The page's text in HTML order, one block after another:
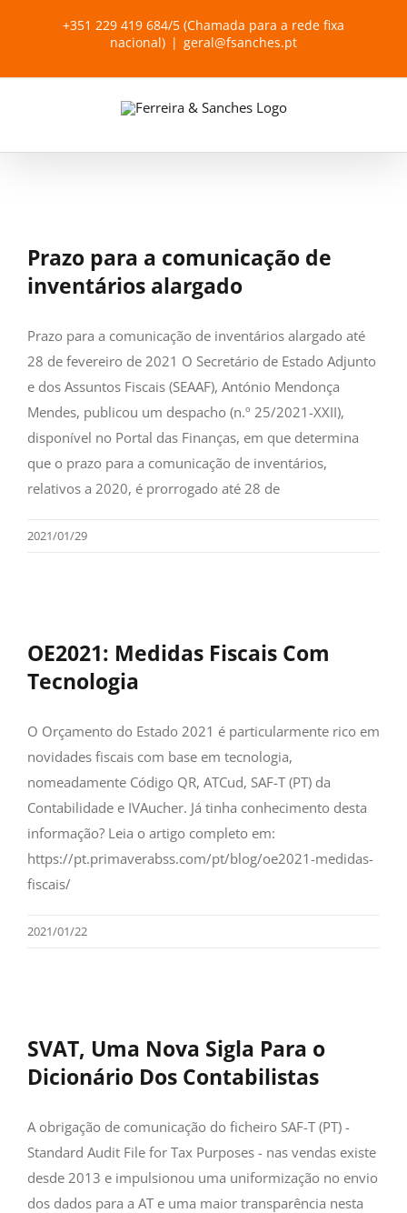
+351 229 419 684/5 (Chamada para a rede fixa
nacional) | geral@fsanches.pt
Prazo para a comunicação de
inventários alargado
Prazo para a comunicação de inventários alargado até
28 de fevereiro de 2021 O Secretário de Estado Adjunto
e dos Assuntos Fiscais (SEAAF), António Mendonça
Mendes, publicou um despacho (n.º 25/2021-XXII),
disponível no Portal das Finanças, em que determina
que o prazo para a comunicação de inventários,
relativos a 2020, é prorrogado até 28 de
2021/01/29
OE2021: Medidas Fiscais Com
Tecnologia
O Orçamento do Estado 2021 é particularmente rico em
novidades fiscais com base em tecnologia,
nomeadamente Código QR, ATCud, SAF-T (PT) da
Contabilidade e IVAucher. Já tinha conhecimento desta
informação? Leia o artigo completo em:
https://pt.primaverabss.com/pt/blog/oe2021-medidas-
fiscais/
2021/01/22
SVAT, Uma Nova Sigla Para o
Dicionário Dos Contabilistas
A obrigação de comunicação do ficheiro SAF-T (PT) -
Standard Audit File for Tax Purposes - nas vendas existe
desde 2013 e impulsionou uma uniformização no envio
dos dados para a AT e uma maior transparência nesta